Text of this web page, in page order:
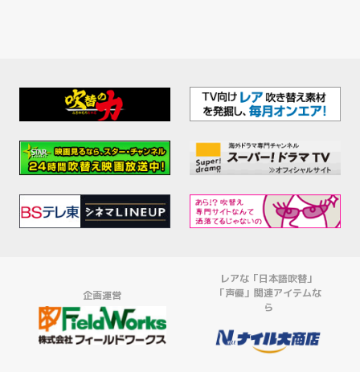
企画運営
レアな「日本語吹替」
「声優」関連アイテムな
ら